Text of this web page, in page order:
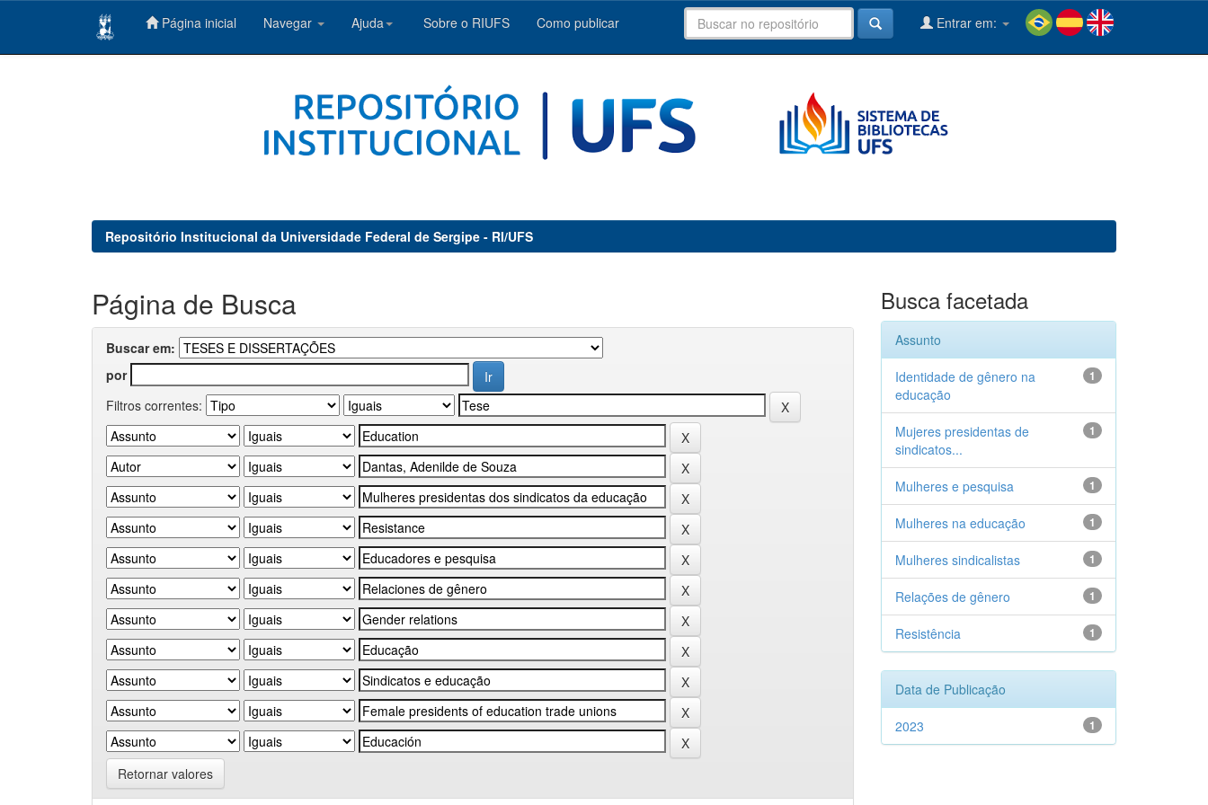
Página inicial Navegar Ajuda Sobre o RIUFS Como publicar Entrar em:
Repositório Institucional da Universidade Federal de Sergipe - RI/UFS
Página de Busca
Buscar em:
por
Filtros correntes:
Retornar valores
Busca facetada
Assunto
1
Identidade de gênero na
educação
1
Mujeres presidentas de
sindicatos...
1
Mulheres e pesquisa
1
Mulheres na educação
1
Mulheres sindicalistas
1
Relações de gênero
1
Resistência
Data de Publicação
1
2023